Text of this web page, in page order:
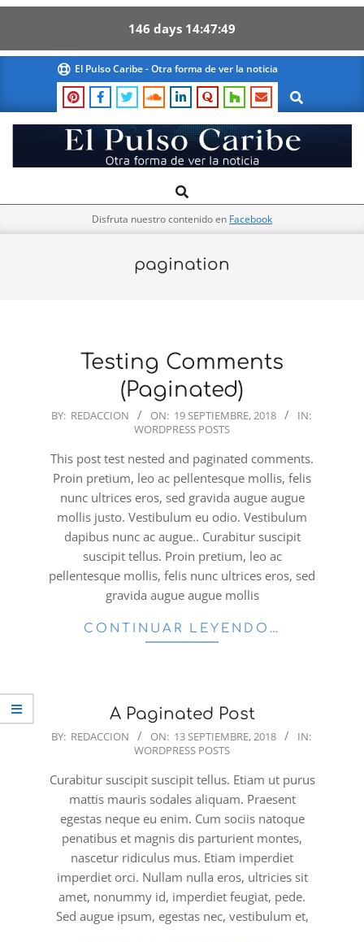
146 days 14 47 49
content
El Pulso Caribe - Otra forma de ver la noticia
Search
El
Pulso
Navigation
Search
Disfruta nuestro contenido en Facebook
pagination
Testing Comments
(Paginated)
2018-
19
BY: REDACCION ON: 19 SEPTIEMBRE, 2018
IN:
WORDPRESS POSTS
This post test nested and paginated comments.
Proin pretium, leo ac pellentesque mollis, felis
nunc ultrices eros, sed gravida augue augue
mollis justo. Vestibulum eu odio. Vestibulum
dapibus nunc ac augue.. Curabitur suscipit
suscipit tellus. Proin pretium, leo ac
pellentesque mollis, felis nunc ultrices eros, sed
gravida augue augue mollis
CONTINUAR LEYENDO…
A Paginated Post
2018-
13
BY: REDACCION ON: 13 SEPTIEMBRE, 2018
IN:
WORDPRESS POSTS
Curabitur suscipit suscipit tellus. Etiam ut purus
mattis mauris sodales aliquam. Praesent
egestas neque eu enim. Cum sociis natoque
penatibus et magnis dis parturient montes,
nascetur ridiculus mus. Etiam imperdiet
imperdiet orci. Nullam nulla eros, ultricies sit
amet, nonummy id, imperdiet feugiat, pede.
Sed augue ipsum, egestas nec, vestibulum et,